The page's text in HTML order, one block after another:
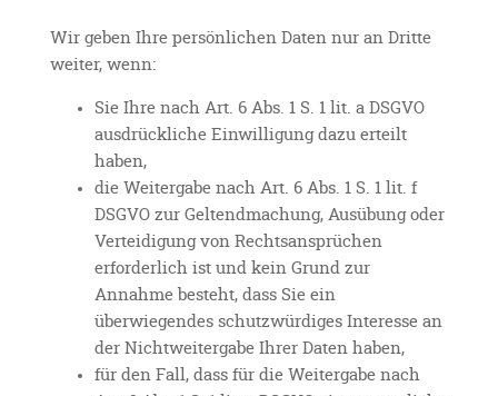
Wir geben Ihre persönlichen Daten nur an Dritte
weiter, wenn:
Sie Ihre nach Art. 6 Abs. 1 S. 1 lit. a DSGVO
ausdrückliche Einwilligung dazu erteilt
haben,
die Weitergabe nach Art. 6 Abs. 1 S. 1 lit. f
DSGVO zur Geltendmachung, Ausübung oder
Verteidigung von Rechtsansprüchen
erforderlich ist und kein Grund zur
Annahme besteht, dass Sie ein
überwiegendes schutzwürdiges Interesse an
der Nichtweitergabe Ihrer Daten haben,
für den Fall, dass für die Weitergabe nach